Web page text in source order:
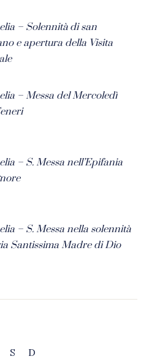
– Solennità di san
e apertura della Visita
– Messa del Mercoledì
– S. Messa nell’Epifania
– S. Messa nella solennità
Santissima Madre di Dio
S
D